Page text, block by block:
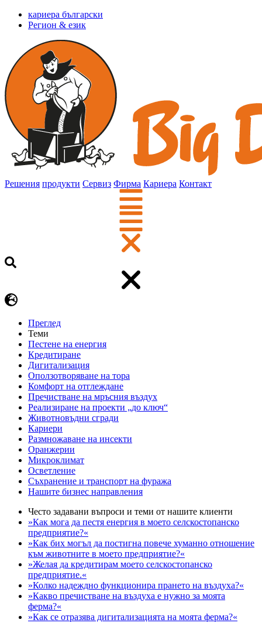
кариера български
Регион & език
Решения продукти Сервиз Фирма Кариера Контакт
Преглед
Теми
Пестене на енергия
Кредитиране
Дигитализация
Оползотворяване на тора
Комфорт на отглеждане
Пречистване на мръсния въздух
Реализиране на проекти „до ключ“
Животновъдни сгради
Кариери
Размножаване на инсекти
Оранжерии
Микроклимат
Осветление
Съхранение и транспорт на фуража
Нашите бизнес направления
Често задавани въпроси и теми от нашите клиенти
»Как мога да пестя енергия в моето селскостопанско
предприятие?«
»Как бих могъл да постигна повече хуманно отношение
към животните в моето предприятие?«
»Желая да кредитирам моето селскостопанско
предприятие.«
»Колко надеждно функционира прането на въздуха?«
»Какво пречистване на въздуха е нужно за моята
ферма?«
»Как се отразява дигитализацията на моята ферма?«